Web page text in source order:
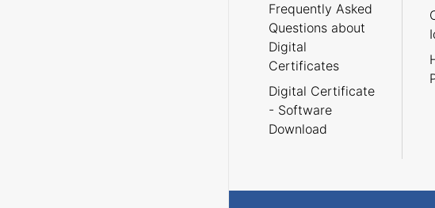
Frequently Asked
Questions about
Digital
Certificates
Digital Certificate
- Software
Download